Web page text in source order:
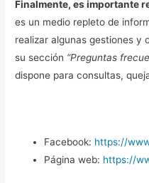
Finalmente, es importante
es un medio repleto de
realizar algunas gestiones y
su sección “Preguntas
dispone para consultas,
Facebook: https://
Página web: https://